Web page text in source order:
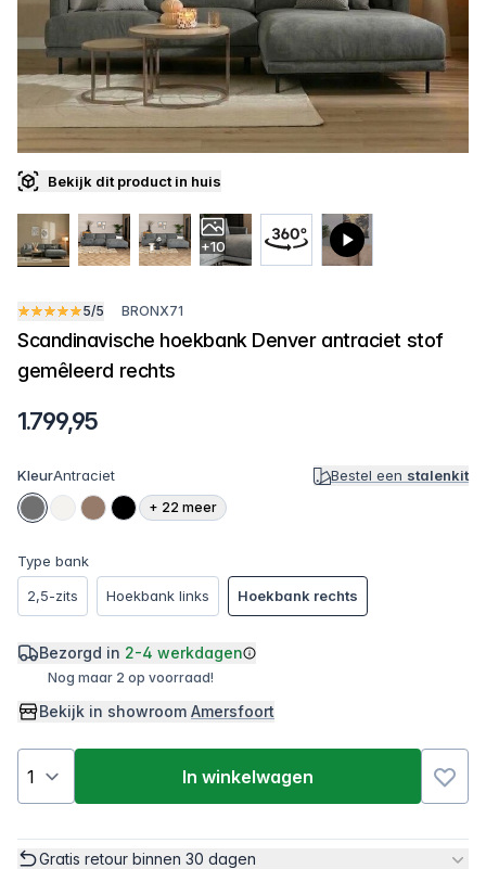
Bekijk dit product in huis
+10
5/5 BRONX71
Scandinavische hoekbank Denver antraciet stof
gemêleerd rechts
1.799,95
KleurAntraciet Bestel een stalenkit
+ 22 meer
Type bank
2,5-zits
Hoekbank links Hoekbank rechts
Bezorgd in 2-4 werkdagen
Nog maar 2 op voorraad!
Bekijk in showroom Amersfoort
In winkelwagen
Gratis retour binnen 30 dagen